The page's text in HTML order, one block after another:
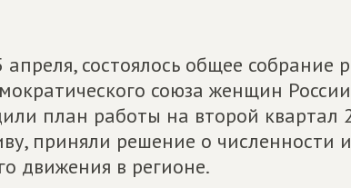
состоялось общее собрание
союза женщин
план работы на второй квартал
приняли решение о численности
движения в регионе.